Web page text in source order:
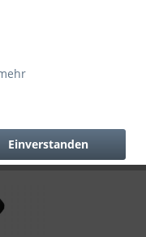
Einverstanden